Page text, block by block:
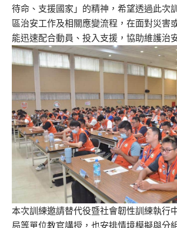
待命、支援國家」的精神，希望透過此次
區治安工作及相關應變流程，在面對災害
能迅速配合動員、投入支援，協助維護治
本次訓練邀請替代役暨社會韌性訓練執行
局等單位教官講授，也安排情境模擬與分